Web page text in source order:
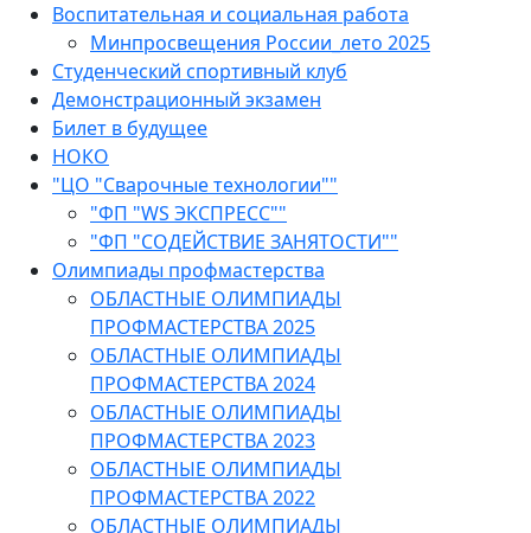
Воспитательная и социальная работа
Минпросвещения России_лето 2025
Студенческий спортивный клуб
Демонстрационный экзамен
Билет в будущее
НОКО
"ЦО "Сварочные технологии""
"ФП "WS ЭКСПРЕСС""
"ФП "СОДЕЙСТВИЕ ЗАНЯТОСТИ""
Олимпиады профмастерства
ОБЛАСТНЫЕ ОЛИМПИАДЫ
ПРОФМАСТЕРСТВА 2025
ОБЛАСТНЫЕ ОЛИМПИАДЫ
ПРОФМАСТЕРСТВА 2024
ОБЛАСТНЫЕ ОЛИМПИАДЫ
ПРОФМАСТЕРСТВА 2023
ОБЛАСТНЫЕ ОЛИМПИАДЫ
ПРОФМАСТЕРСТВА 2022
ОБЛАСТНЫЕ ОЛИМПИАДЫ